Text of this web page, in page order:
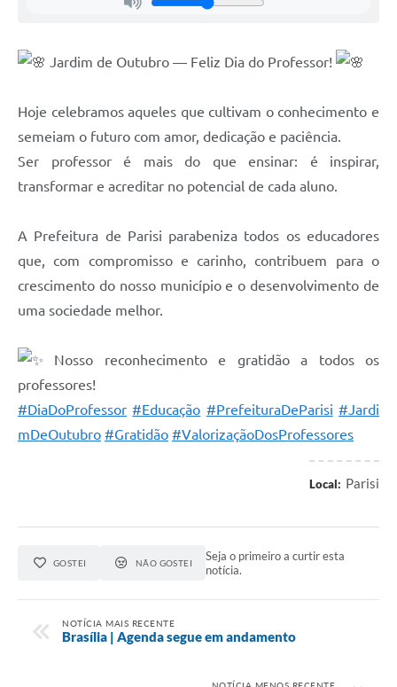
Jardim de Outubro — Feliz Dia do Professor!
Hoje celebramos aqueles que cultivam o conhecimento e
semeiam o futuro com amor, dedicação e paciência.
Ser professor é mais do que ensinar: é inspirar,
transformar e acreditar no potencial de cada aluno.
A Prefeitura de Parisi parabeniza todos os educadores
que, com compromisso e carinho, contribuem para o
crescimento do nosso município e o desenvolvimento de
uma sociedade melhor.
Nosso reconhecimento e gratidão a todos os
professores!
#DiaDoProfessor #Educação #PrefeituraDeParisi #Jardi
mDeOutubro #Gratidão #ValorizaçãoDosProfessores
Local: Parisi
GOSTEI NÃO GOSTEI
Seja o primeiro a curtir esta
notícia.
NOTÍCIA MAIS RECENTE
Brasília | Agenda segue em andamento
NOTÍCIA MENOS RECENTE